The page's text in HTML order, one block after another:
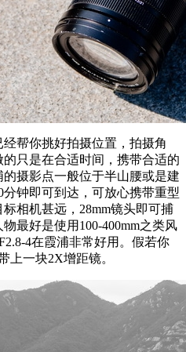
帮你挑好拍摄位置，拍摄角
只是在合适时间，携带合适的
摄影点一般位于半山腰或是建
钟即可到达，可放心携带重型
相机甚远，28mm镜头即可捕
最好是使用100-400mm之类风
4在霞浦非常好用。假若你
上一块2X增距镜。